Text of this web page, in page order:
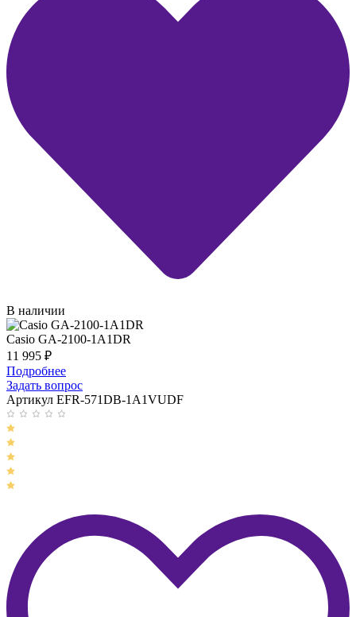
В наличии
Casio GA-2100-1A1DR
11 995 ₽
Подробнее
Задать вопрос
Артикул EFR-571DB-1A1VUDF